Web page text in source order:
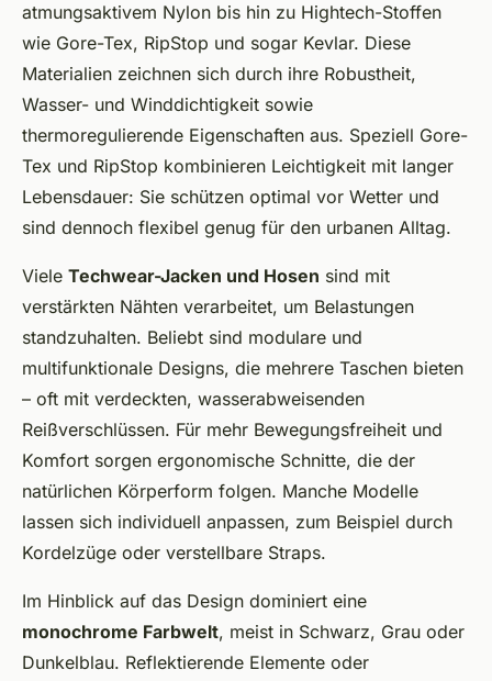
atmungsaktivem Nylon bis hin zu Hightech-Stoffen
wie Gore-Tex, RipStop und sogar Kevlar. Diese
Materialien zeichnen sich durch ihre Robustheit,
Wasser- und Winddichtigkeit sowie
thermoregulierende Eigenschaften aus. Speziell Gore-
Tex und RipStop kombinieren Leichtigkeit mit langer
Lebensdauer: Sie schützen optimal vor Wetter und
sind dennoch flexibel genug für den urbanen Alltag.
Viele Techwear-Jacken und Hosen sind mit
verstärkten Nähten verarbeitet, um Belastungen
standzuhalten. Beliebt sind modulare und
multifunktionale Designs, die mehrere Taschen bieten
– oft mit verdeckten, wasserabweisenden
Reißverschlüssen. Für mehr Bewegungsfreiheit und
Komfort sorgen ergonomische Schnitte, die der
natürlichen Körperform folgen. Manche Modelle
lassen sich individuell anpassen, zum Beispiel durch
Kordelzüge oder verstellbare Straps.
Im Hinblick auf das Design dominiert eine
monochrome Farbwelt, meist in Schwarz, Grau oder
Dunkelblau. Reflektierende Elemente oder